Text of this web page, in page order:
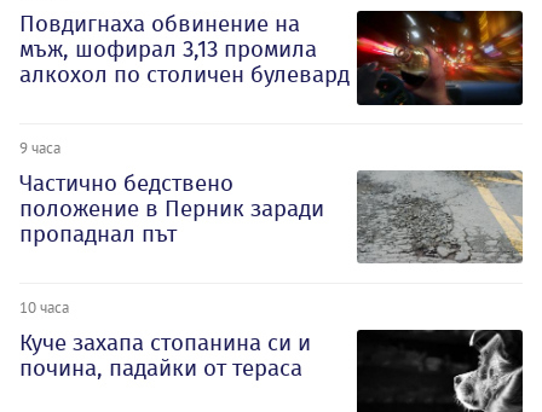
Повдигнаха обвинение на
мъж, шофирал 3,13 промила
алкохол по столичен булевард
9 часа
Частично бедствено
положение в Перник заради
пропаднал път
10 часа
Куче захапа стопанина си и
почина, падайки от тераса